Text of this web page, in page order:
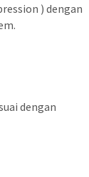
) dengan
dengan